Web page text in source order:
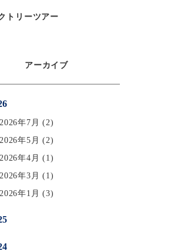
トリーツアー
アーカイブ
2026年7月 (2)
2026年5月 (2)
2026年4月 (1)
2026年3月 (1)
2026年1月 (3)